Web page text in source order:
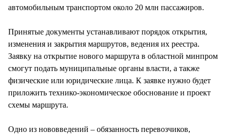
автомобильным транспортом около 20 млн пассажиров.
Принятые документы устанавливают порядок открытия,
изменения и закрытия маршрутов, ведения их реестра.
Заявку на открытие нового маршрута в областной минпром
смогут подать муниципальные органы власти, а также
физические или юридические лица. К заявке нужно будет
приложить технико-экономическое обоснование и проект
схемы маршрута.
Одно из нововведений – обязанность перевозчиков,